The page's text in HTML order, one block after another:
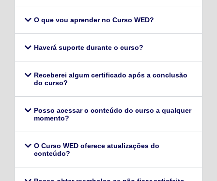
O que vou aprender no Curso WED?
Haverá suporte durante o curso?
Receberei algum certificado após a conclusão
do curso?
Posso acessar o conteúdo do curso a qualquer
momento?
O Curso WED oferece atualizações do
conteúdo?